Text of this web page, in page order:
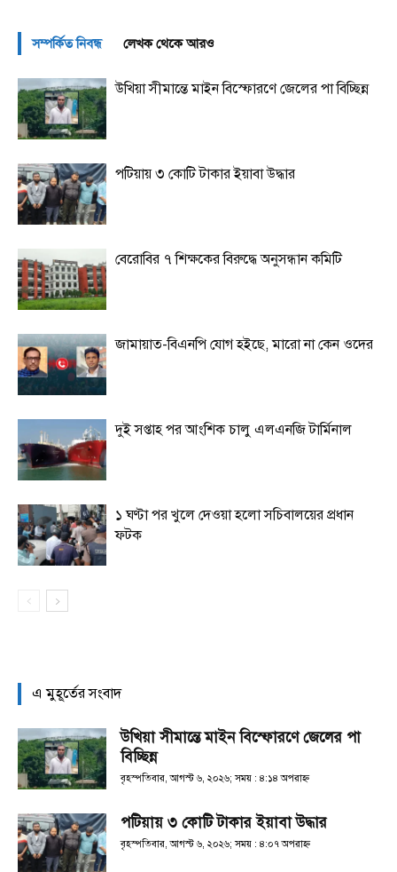
সম্পর্কিত নিবন্ধ লেখক থেকে আরও
উখিয়া সীমান্তে মাইন বিস্ফোরণে জেলের পা বিচ্ছিন্ন
পটিয়ায় ৩ কোটি টাকার ইয়াবা উদ্ধার
বেরোবির ৭ শিক্ষকের বিরুদ্ধে অনুসন্ধান কমিটি
জামায়াত-বিএনপি যোগ হইছে, মারো না কেন ওদের
দুই সপ্তাহ পর আংশিক চালু এলএনজি টার্মিনাল
১ ঘণ্টা পর খুলে দেওয়া হলো সচিবালয়ের প্রধান
ফটক
এ মুহূর্তের সংবাদ
উখিয়া সীমান্তে মাইন বিস্ফোরণে জেলের পা
বিচ্ছিন্ন
বৃহস্পতিবার, আগস্ট ৬, ২০২৬; সময় : ৪:১৪ অপরাহ্ণ
পটিয়ায় ৩ কোটি টাকার ইয়াবা উদ্ধার
বৃহস্পতিবার, আগস্ট ৬, ২০২৬; সময় : ৪:০৭ অপরাহ্ণ